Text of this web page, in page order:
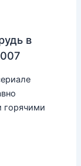
в
горячими